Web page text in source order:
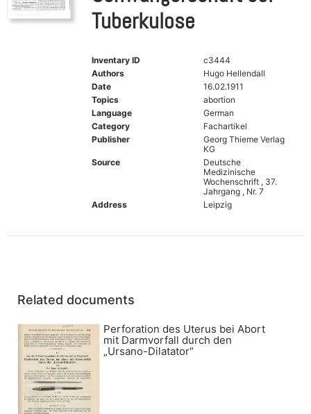
Tuberkulose
Inventary ID
c3444
Authors
Hugo Hellendall
Date
16.02.1911
Topics
abortion
Language
German
Category
Fachartikel
Publisher
Georg Thieme Verlag
KG
Source
Deutsche
Medizinische
Wochenschrift , 37.
Jahrgang , Nr. 7
Address
Leipzig
Related documents
Perforation des Uterus bei Abort
mit Darmvorfall durch den
„Ursano-Dilatator“